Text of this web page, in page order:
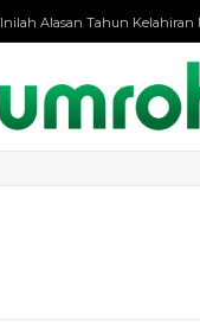
Inilah Alasan Tahun Kelahiran